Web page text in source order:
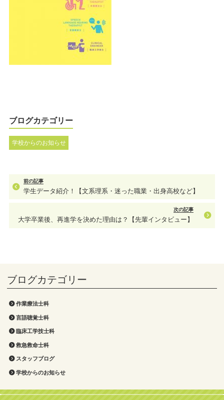
作業療法士科
言語聴覚士科
臨床工学技士科
救急救命士科
スタッフブログ
学校からのお知らせ
ブログカテゴリー
学校からのお知らせ
前の記事
学生データ紹介！【文系理系・迷った職業・出身高校など】
次の記事
大学卒業後、再進学を決めた理由は？【先輩インタビュー】